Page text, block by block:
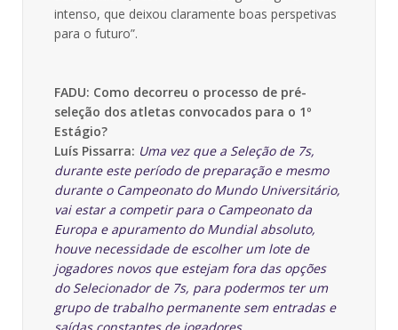
intenso, que deixou claramente boas perspetivas
para o futuro”.
FADU: Como decorreu o processo de pré-
seleção dos atletas convocados para o 1º
Estágio?
Luís Pissarra: Uma vez que a Seleção de 7s,
durante este período de preparação e mesmo
durante o Campeonato do Mundo Universitário,
vai estar a competir para o Campeonato da
Europa e apuramento do Mundial absoluto,
houve necessidade de escolher um lote de
jogadores novos que estejam fora das opções
do Selecionador de 7s, para podermos ter um
grupo de trabalho permanente sem entradas e